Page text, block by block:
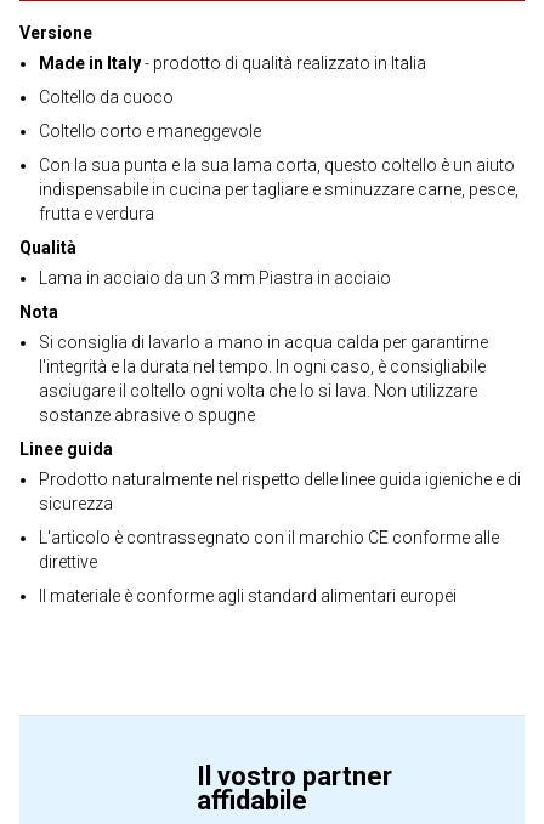
Versione
Made in Italy- prodotto di qualità realizzato in Italia
Coltello da cuoco
Coltello corto e maneggevole
Con la sua punta e la sua lama corta, questo coltello è un aiuto
indispensabile in cucina per tagliare e sminuzzare carne, pesce,
frutta e verdura
Qualità
Lama in acciaio da un 3 mm Piastra in acciaio
Nota
Si consiglia di lavarlo a mano in acqua calda per garantirne
l'integrità e la durata nel tempo. In ogni caso, è consigliabile
asciugare il coltello ogni volta che lo si lava. Non utilizzare
sostanze abrasive o spugne
Linee guida
Prodotto naturalmente nel rispetto delle linee guida igieniche e di
sicurezza
L'articolo è contrassegnato con il marchio CE conforme alle
direttive
Il materiale è conforme agli standard alimentari europei
Il vostro partner
affidabile